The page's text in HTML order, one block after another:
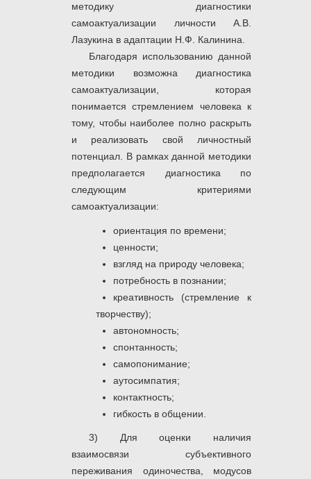
методику диагностики
самоактуализации личности А.В.
Лазукина в адаптации Н.Ф. Калинина.
Благодаря использованию данной
методики возможна диагностика
самоактуализации, которая
понимается стремлением человека к
тому, чтобы наиболее полно раскрыть
и реализовать свой личностный
потенциал. В рамках данной методики
предполагается диагностика по
следующим критериями
самоактуализации:
ориентация по времени;
ценности;
взгляд на природу человека;
потребность в познании;
креативность (стремление к
творчеству);
автономность;
спонтанность;
самопонимание;
аутосимпатия;
контактность;
гибкость в общении.
3) Для оценки наличия
взаимосвязи субъективного
переживания одиночества, модусов